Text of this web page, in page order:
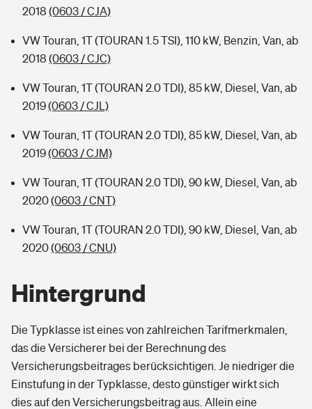
2018 (0603 / CJA)
VW Touran, 1T (TOURAN 1.5 TSI), 110 kW, Benzin, Van, ab
2018 (0603 / CJC)
VW Touran, 1T (TOURAN 2.0 TDI), 85 kW, Diesel, Van, ab
2019(0603 / CJL)
VW Touran, 1T (TOURAN 2.0 TDI), 85 kW, Diesel, Van, ab
2019(0603 / CJM)
VW Touran, 1T (TOURAN 2.0 TDI), 90 kW, Diesel, Van, ab
2020(0603 / CNT)
VW Touran, 1T (TOURAN 2.0 TDI), 90 kW, Diesel, Van, ab
2020(0603 / CNU)
Hintergrund
Die Typklasse ist eines von zahlreichen Tarifmerkmalen,
das die Versicherer bei der Berechnung des
Versicherungsbeitrages berücksichtigen. Je niedriger die
Einstufung in der Typklasse, desto günstiger wirkt sich
dies auf den Versicherungsbeitrag aus. Allein eine